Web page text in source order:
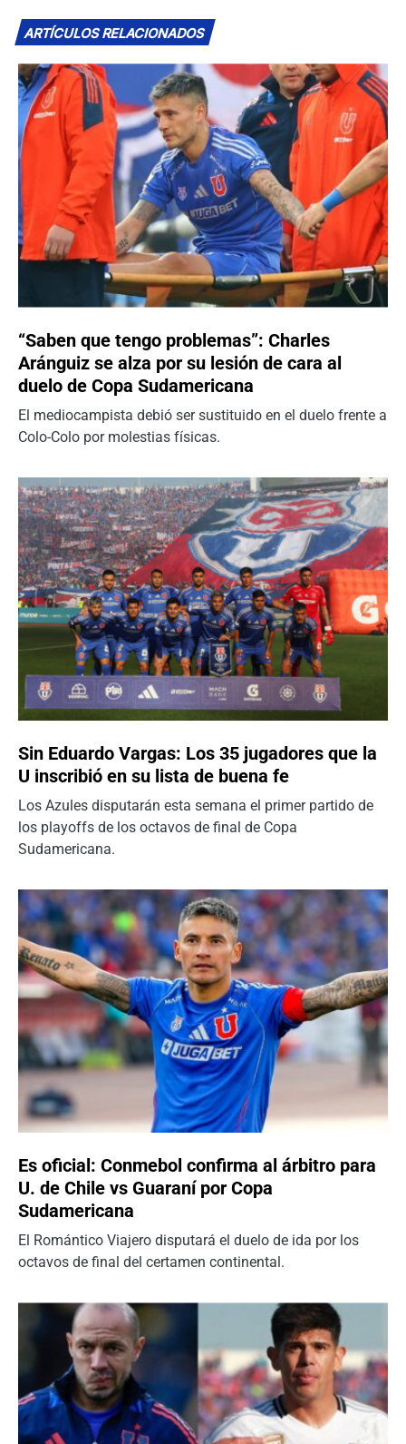
ARTÍCULOS RELACIONADOS
“Saben que tengo problemas”: Charles
Aránguiz se alza por su lesión de cara al
duelo de Copa Sudamericana
El mediocampista debió ser sustituido en el duelo frente a
Colo-Colo por molestias físicas.
Sin Eduardo Vargas: Los 35 jugadores que la
U inscribió en su lista de buena fe
Los Azules disputarán esta semana el primer partido de
los playoffs de los octavos de final de Copa
Sudamericana.
Es oficial: Conmebol confirma al árbitro para
U. de Chile vs Guaraní por Copa
Sudamericana
El Romántico Viajero disputará el duelo de ida por los
octavos de final del certamen continental.